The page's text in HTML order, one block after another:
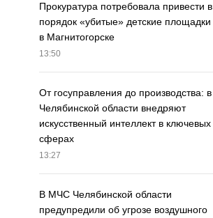
Прокуратура потребовала привести в
порядок «убитые» детские площадки
в Магнитогорске
13:50
От госуправления до производства: в
Челябинской области внедряют
искусственный интеллект в ключевых
сферах
13:27
В МЧС Челябинской области
предупредили об угрозе воздушного